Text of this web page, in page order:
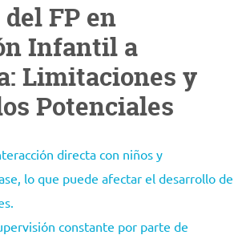
FP en
Infantil a
Limitaciones y
Potenciales
directa con niños y
lo que puede afectar el desarrollo de
constante por parte de